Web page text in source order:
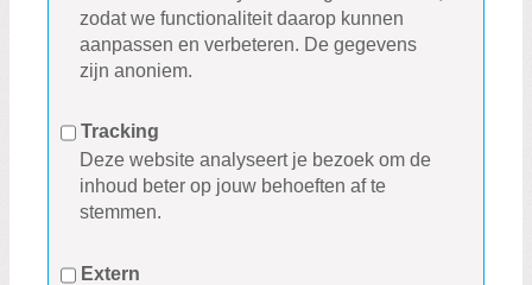
zodat we functionaliteit daarop kunnen
aanpassen en verbeteren. De gegevens
zijn anoniem.
Tracking
Deze website analyseert je bezoek om de
inhoud beter op jouw behoeften af te
stemmen.
Extern